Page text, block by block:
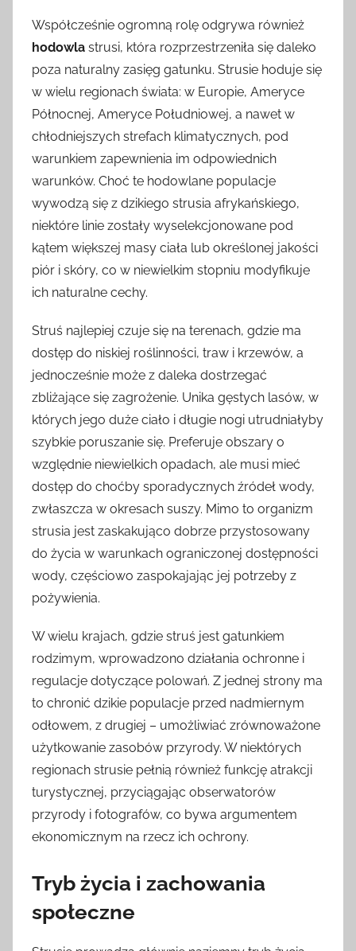
Współcześnie ogromną rolę odgrywa również
hodowla strusi, która rozprzestrzeniła się daleko
poza naturalny zasięg gatunku. Strusie hoduje się
w wielu regionach świata: w Europie, Ameryce
Północnej, Ameryce Południowej, a nawet w
chłodniejszych strefach klimatycznych, pod
warunkiem zapewnienia im odpowiednich
warunków. Choć te hodowlane populacje
wywodzą się z dzikiego strusia afrykańskiego,
niektóre linie zostały wyselekcjonowane pod
kątem większej masy ciała lub określonej jakości
piór i skóry, co w niewielkim stopniu modyfikuje
ich naturalne cechy.
Struś najlepiej czuje się na terenach, gdzie ma
dostęp do niskiej roślinności, traw i krzewów, a
jednocześnie może z daleka dostrzegać
zbliżające się zagrożenie. Unika gęstych lasów, w
których jego duże ciało i długie nogi utrudniałyby
szybkie poruszanie się. Preferuje obszary o
względnie niewielkich opadach, ale musi mieć
dostęp do choćby sporadycznych źródeł wody,
zwłaszcza w okresach suszy. Mimo to organizm
strusia jest zaskakująco dobrze przystosowany
do życia w warunkach ograniczonej dostępności
wody, częściowo zaspokajając jej potrzeby z
pożywienia.
W wielu krajach, gdzie struś jest gatunkiem
rodzimym, wprowadzono działania ochronne i
regulacje dotyczące polowań. Z jednej strony ma
to chronić dzikie populacje przed nadmiernym
odłowem, z drugiej – umożliwiać zrównoważone
użytkowanie zasobów przyrody. W niektórych
regionach strusie pełnią również funkcję atrakcji
turystycznej, przyciągając obserwatorów
przyrody i fotografów, co bywa argumentem
ekonomicznym na rzecz ich ochrony.
Tryb życia i zachowania
społeczne